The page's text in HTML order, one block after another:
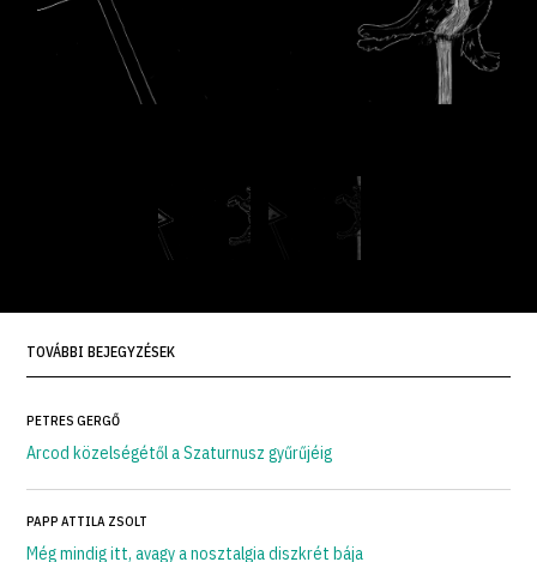
TOVÁBBI BEJEGYZÉSEK
PETRES GERGŐ
Arcod közelségétől a Szaturnusz gyűrűjéig
PAPP ATTILA ZSOLT
Még mindig itt, avagy a nosztalgia diszkrét bája